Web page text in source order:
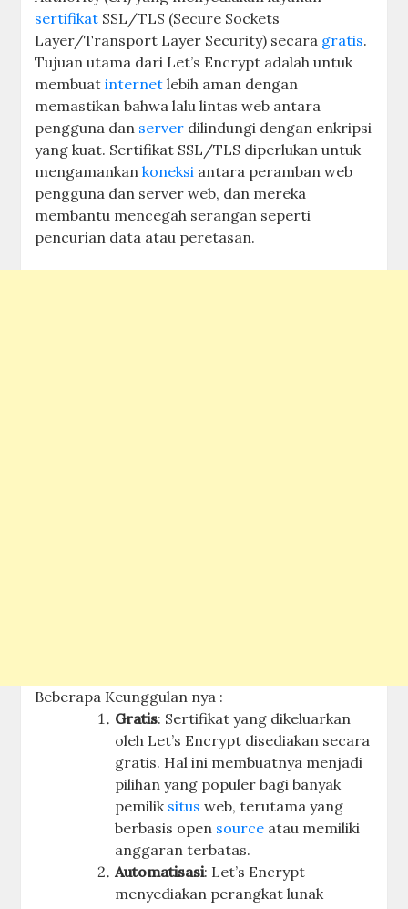
sertifikat SSL/TLS (Secure Sockets
Layer/Transport Layer Security) secara gratis.
Tujuan utama dari Let’s Encrypt adalah untuk
membuatinternet lebih aman dengan
memastikan bahwa lalu lintas web antara
pengguna dan server dilindungi dengan enkripsi
yang kuat. Sertifikat SSL/TLS diperlukan untuk
mengamankankoneksi antara peramban web
pengguna dan server web, dan mereka
membantu mencegah serangan seperti
pencurian data atau peretasan.
Beberapa Keunggulan nya :
Gratis: Sertifikat yang dikeluarkan
oleh Let’s Encrypt disediakan secara
gratis. Hal ini membuatnya menjadi
pilihan yang populer bagi banyak
pemilik situs web, terutama yang
berbasis open source atau memiliki
anggaran terbatas.
Automatisasi: Let’s Encrypt
menyediakan perangkat lunak